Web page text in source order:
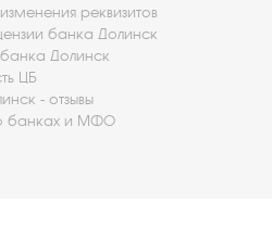
реквизитов
банка Долинск
Долинск
ЦБ
- отзывы
банках и МФО